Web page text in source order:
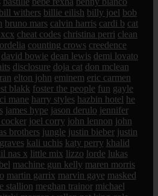
bill withers billie eilish billy joel bob
bruno mars calvin harris cardi b cat
cheat codes christina perri clean
counting crows creedence
david bowie dean lewis demi lovato
disclosure doja cat don mclean
elton john eminem eric carmen
blakk foster the people fun gayle
mane harry styles hazbin hotel he
james hype jason derulo jennifer
joel corry john lennon john
brothers jungle justin bieber justin
kali uchis katy perry khalid
nas x little mix lizzo lorde lukas
machine gun kelly maren morris
martin garrix marvin gaye masked
stallion meghan trainor michael